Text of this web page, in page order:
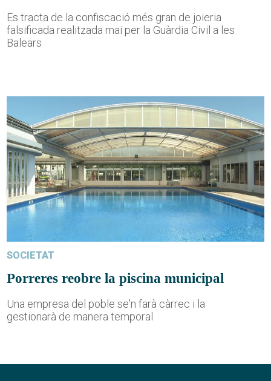
Es tracta de la confiscació més gran de joieria
falsificada realitzada mai per la Guàrdia Civil a les
Balears
SOCIETAT
Porreres reobre la piscina municipal
Una empresa del poble se'n farà càrrec i la
gestionarà de manera temporal